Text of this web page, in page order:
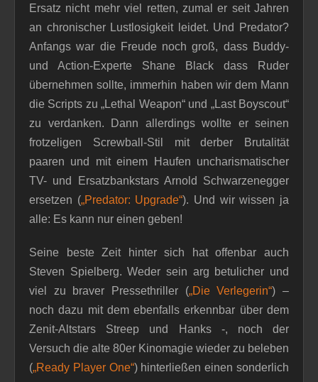
Ersatz nicht mehr viel retten, zumal er seit Jahren
an chronischer Lustlosigkeit leidet. Und Predator?
Anfangs war die Freude noch groß, dass Buddy-
und Action-Experte Shane Black dass Ruder
übernehmen sollte, immerhin haben wir dem Mann
die Scripts zu „Lethal Weapon“ und „Last Boyscout“
zu verdanken. Dann allerdings wollte er seinen
frotzeligen Screwball-Stil mit derber Brutalität
paaren und mit einem Haufen uncharismatischer
TV- und Ersatzbankstars Arnold Schwarzenegger
ersetzen („Predator: Upgrade“). Und wir wissen ja
alle: Es kann nur einen geben!
Seine beste Zeit hinter sich hat offenbar auch
Steven Spielberg. Weder sein arg betulicher und
viel zu braver Pressethriller („Die Verlegerin“) –
noch dazu mit dem ebenfalls erkennbar über dem
Zenit-Altstars Streep und Hanks -, noch der
Versuch die alte 80er Kinomagie wieder zu beleben
(„Ready Player One“) hinterließen einen sonderlich